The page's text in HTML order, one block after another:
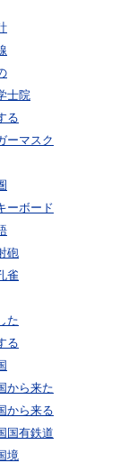
士院
る
ーマスク
ーボード
砲
雀
た
る
から来た
から来る
国有鉄道
境